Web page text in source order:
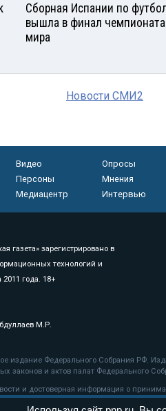
Сборная Испании по
вышла в финал чемпионата
мира
Новости СМИ2
Видео Опросы
Персоны
Мнения
Медиацентр
Интервью
газета» зарегистрировано в
технологий и
года. 18+
М.Р.
издание Федерального Собрания РФ.
законов и актов палат Федерального
и достоверная информация о